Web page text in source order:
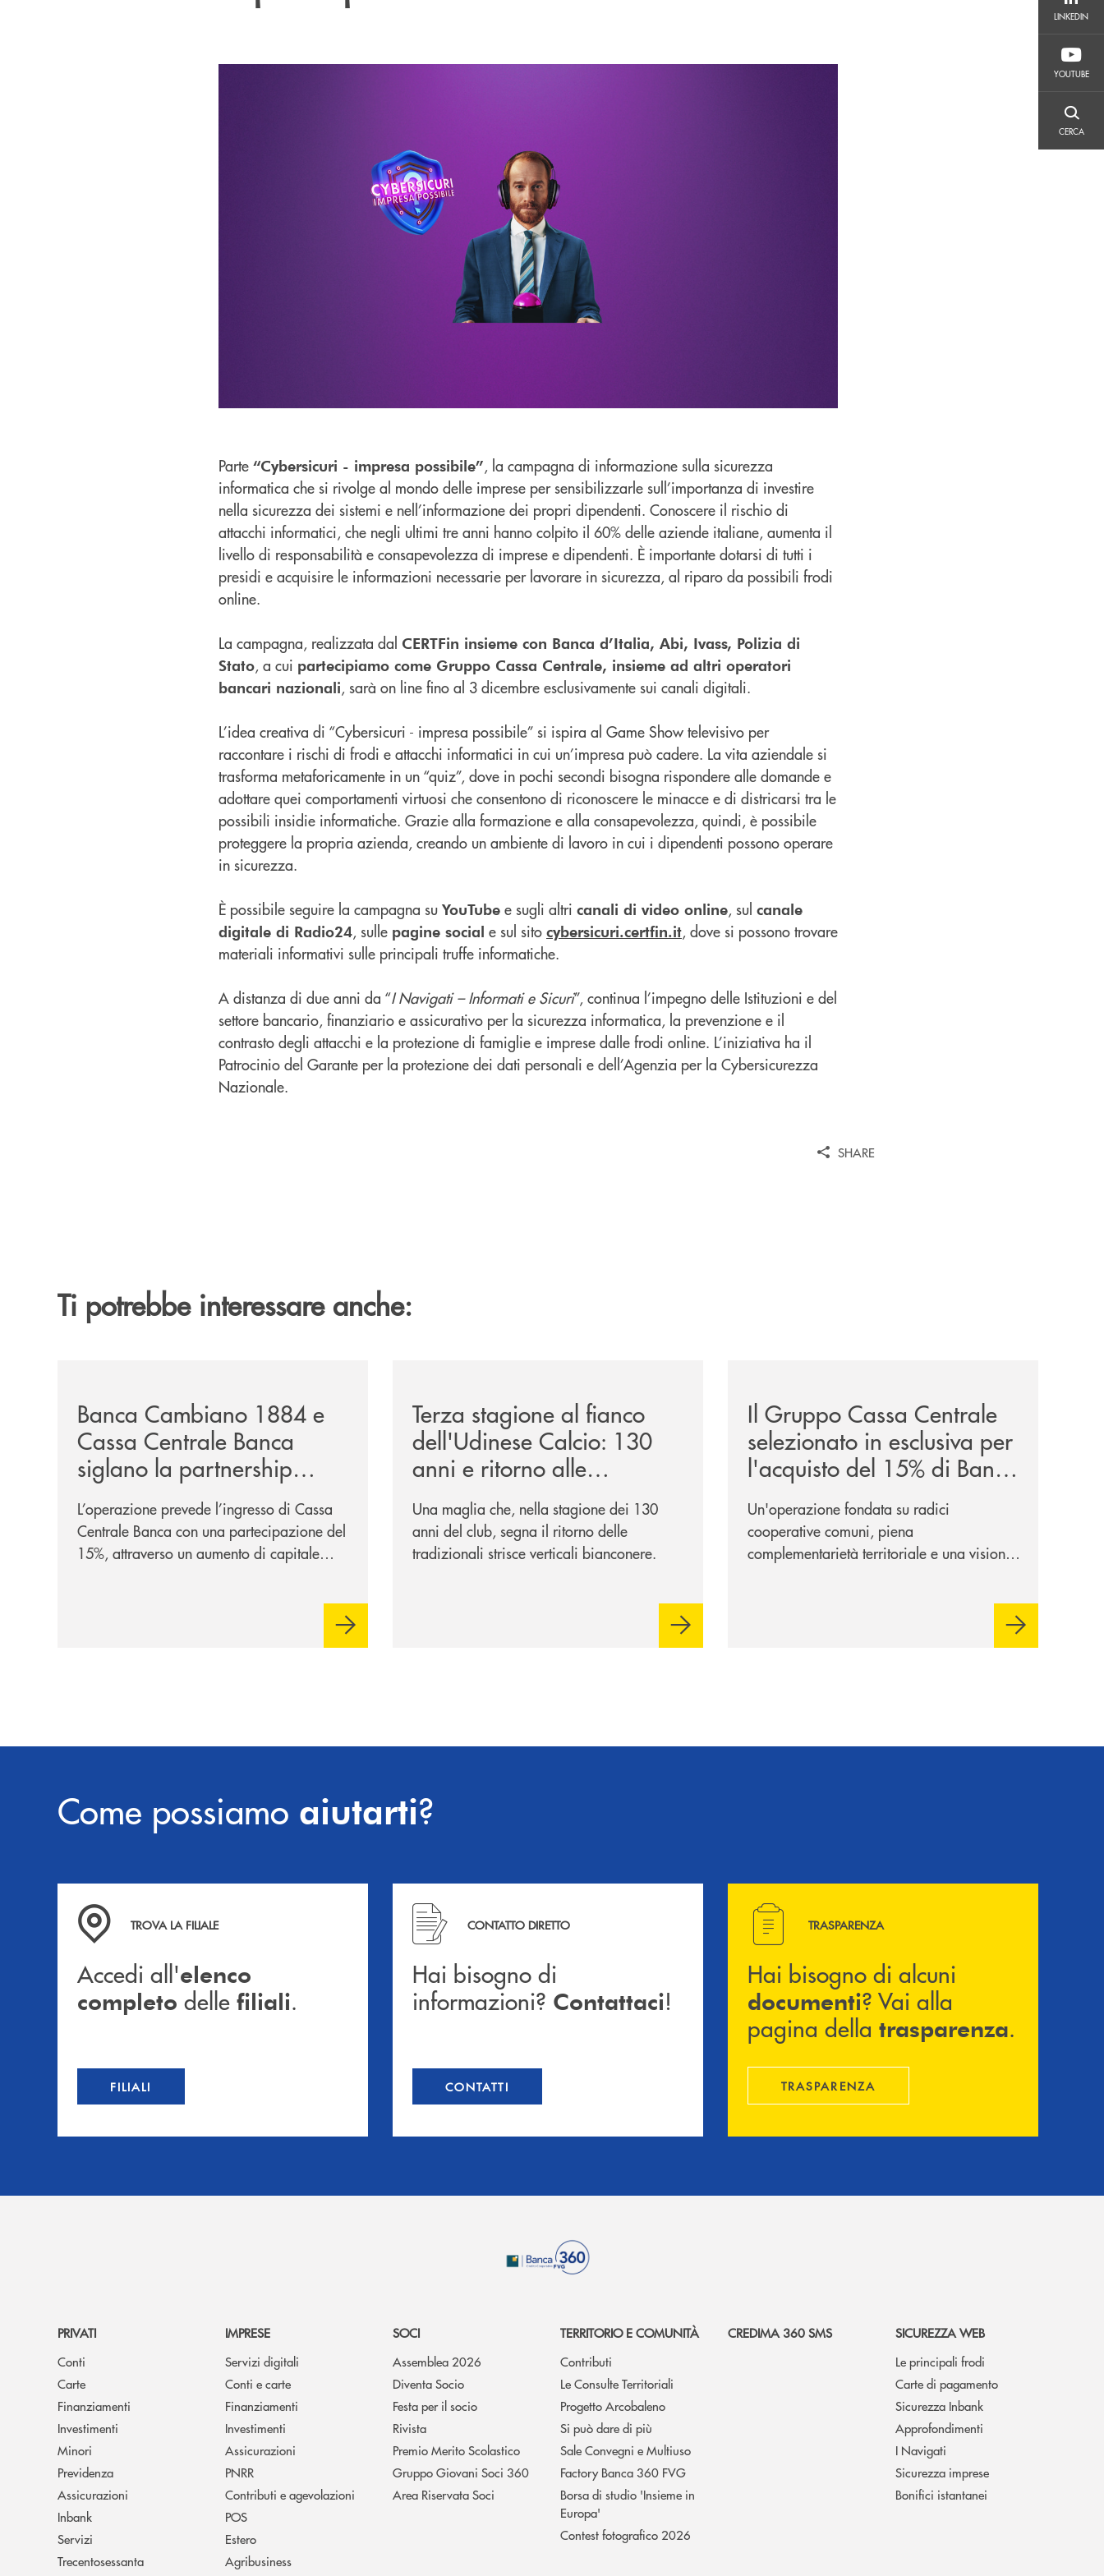
LINKEDIN
YOUTUBE
CERCA
Parte “Cybersicuri - impresa possibile”, la campagna di informazione sulla sicurezza
informatica che si rivolge al mondo delle imprese per sensibilizzarle sull’importanza di investire
nella sicurezza dei sistemi e nell’informazione dei propri dipendenti. Conoscere il rischio di
attacchi informatici, che negli ultimi tre anni hanno colpito il 60% delle aziende italiane, aumenta il
livello di responsabilità e consapevolezza di imprese e dipendenti. È importante dotarsi di tutti i
presidi e acquisire le informazioni necessarie per lavorare in sicurezza, al riparo da possibili frodi
online.
La campagna, realizzata dal CERTFin insieme con Banca d’Italia, Abi, Ivass, Polizia di
Stato, a cui partecipiamo come Gruppo Cassa Centrale, insieme ad altri operatori
bancari nazionali, sarà on line fino al 3 dicembre esclusivamente sui canali digitali.
L’idea creativa di “Cybersicuri - impresa possibile” si ispira al Game Show televisivo per
raccontare i rischi di frodi e attacchi informatici in cui un’impresa può cadere. La vita aziendale si
trasforma metaforicamente in un “quiz”, dove in pochi secondi bisogna rispondere alle domande e
adottare quei comportamenti virtuosi che consentono di riconoscere le minacce e di districarsi tra le
possibili insidie informatiche. Grazie alla formazione e alla consapevolezza, quindi, è possibile
proteggere la propria azienda, creando un ambiente di lavoro in cui i dipendenti possono operare
in sicurezza.
È possibile seguire la campagna su YouTube e sugli altri canali di video online, sul canale
digitale di Radio24, sulle pagine social e sul sito cybersicuri.certfin.it, dove si possono trovare
materiali informativi sulle principali truffe informatiche.
A distanza di due anni da “I Navigati – Informati e Sicuri”, continua l’impegno delle Istituzioni e del
settore bancario, finanziario e assicurativo per la sicurezza informatica, la prevenzione e il
contrasto degli attacchi e la protezione di famiglie e imprese dalle frodi online. L’iniziativa ha il
Patrocinio del Garante per la protezione dei dati personali e dell’Agenzia per la Cybersicurezza
Nazionale.
SHARE
Ti potrebbe interessare anche:
Banca Cambiano 1884 e
Cassa Centrale Banca
siglano la partnership
strategica
L’operazione prevede l’ingresso di Cassa
Centrale Banca con una partecipazione del
15%, attraverso un aumento di capitale
sulla condivisione di valori comuni e sulla
prossimità ai territori, per ampliare l’offerta
Terza stagione al fianco
dell'Udinese Calcio: 130
anni e ritorno alle
tradizioni
Una maglia che, nella stagione dei 130
anni del club, segna il ritorno delle
tradizionali strisce verticali bianconere.
Il Gruppo Cassa Centrale
selezionato in esclusiva per
l'acquisto del 15% di Banca
Cambiano 1884
Un'operazione fondata su radici
cooperative comuni, piena
complementarietà territoriale e una visione
Come possiamo aiutarti?
Accedi all' elenco completo delle filiali .
TROVA LA FILIALE
Accedi all'elenco
completo delle filiali.
FILIALI
Hai bisogno di informazioni? Contattaci !
CONTATTO DIRETTO
Hai bisogno di
informazioni? Contattaci!
CONTATTI
Hai bisogno di alcuni documenti ? Vai alla pagina della
TRASPARENZA
Hai bisogno di alcuni
documenti? Vai alla
pagina della trasparenza.
TRASPARENZA
PRIVATI
Conti
Carte
Finanziamenti
Investimenti
Minori
Previdenza
Assicurazioni
Inbank
Servizi
Trecentosessanta
IMPRESE
Servizi digitali
Conti e carte
Finanziamenti
Investimenti
Assicurazioni
PNRR
Contributi e agevolazioni
POS
Estero
Agribusiness
SOCI
Assemblea 2026
Diventa Socio
Festa per il socio
Rivista
Premio Merito Scolastico
Gruppo Giovani Soci 360
Area Riservata Soci
TERRITORIO E COMUNITÀ
Contributi
Le Consulte Territoriali
Progetto Arcobaleno
Si può dare di più
Sale Convegni e Multiuso
Factory Banca 360 FVG
Borsa di studio 'Insieme in
Europa'
Contest fotografico 2026
CREDIMA 360 SMS
SICUREZZA WEB
Le principali frodi
Carte di pagamento
Sicurezza Inbank
Approfondimenti
I Navigati
Sicurezza imprese
Bonifici istantanei